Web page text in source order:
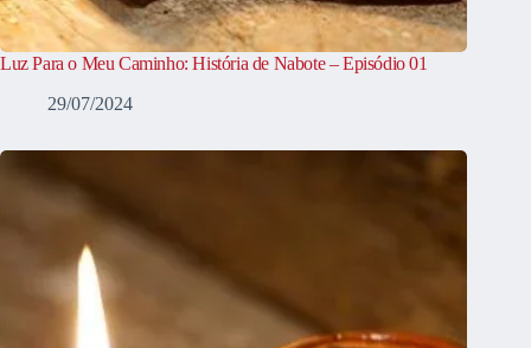
Luz Para o Meu Caminho: História de Nabote – Episódio 01
29/07/2024